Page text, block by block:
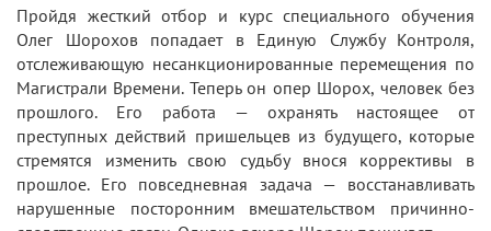
Пройдя жесткий отбор и курс специального обучения
Олег Шорохов попадает в Единую Службу Контроля,
отслеживающую несанкционированные перемещения по
Магистрали Времени. Теперь он опер Шорох, человек без
прошлого. Его работа — охранять настоящее от
преступных действий пришельцев из будущего, которые
стремятся изменить свою судьбу внося коррективы в
прошлое. Его повседневная задача — восстанавливать
нарушенные посторонним вмешательством причинно-